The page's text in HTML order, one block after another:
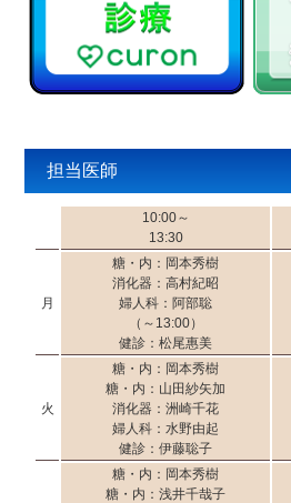
担当医師
10:00～
13:30
月
糖・内：岡本秀樹
消化器：高村紀昭
婦人科：阿部聡
（～13:00）
健診：松尾惠美
火
糖・内：岡本秀樹
糖・内：山田紗矢加
消化器：洲崎千花
婦人科：水野由起
健診：伊藤聡子
糖・内：岡本秀樹
糖・内：浅井千哉子